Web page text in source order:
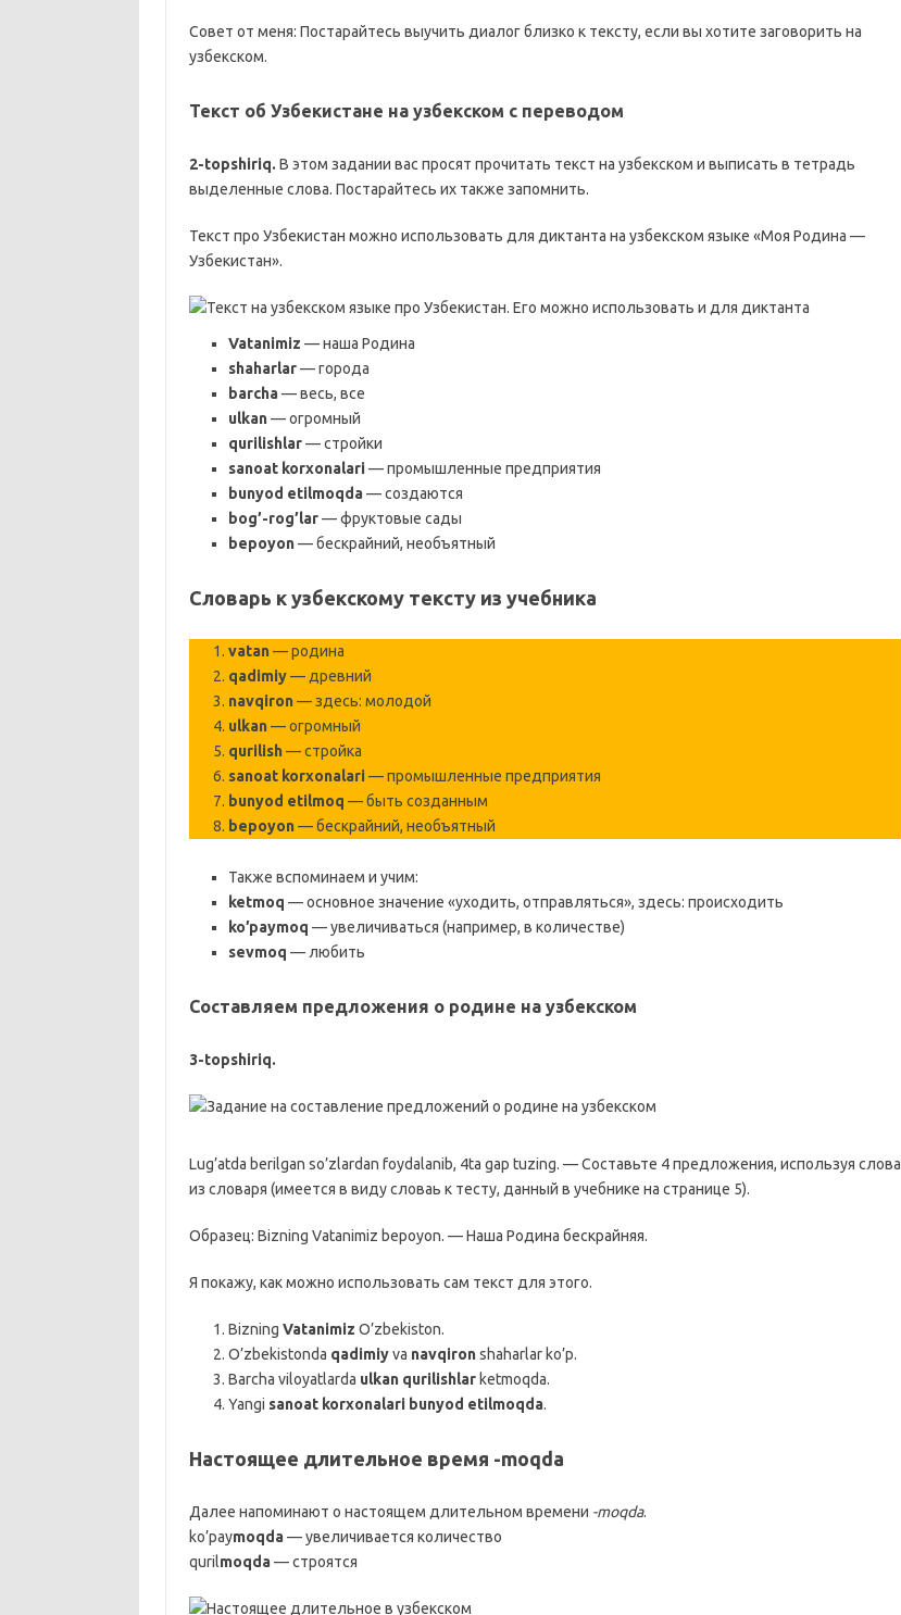
Совет от меня: Постарайтесь выучить диалог близко к тексту, если вы хотите заговорить на
узбекском.
Текст об Узбекистане на узбекском с переводом
2-topshiriq. В этом задании вас просят прочитать текст на узбекском и выписать в тетрадь
выделенные слова. Постарайтесь их также запомнить.
Текст про Узбекистан можно использовать для диктанта на узбекском языке «Моя Родина —
Узбекистан».
Vatanimiz — наша Родина
shaharlar— города
barcha— весь, все
ulkan— огромный
qurilishlar— стройки
sanoat korxonalari— промышленные предприятия
bunyod etilmoqda— создаются
bog’-rog’lar— фруктовые сады
bepoyon— бескрайний, необъятный
Словарь к узбекскому тексту из учебника
vatan— родина
qadimiy— древний
navqiron— здесь: молодой
ulkan— огромный
qurilish— стройка
sanoat korxonalari— промышленные предприятия
bunyod etilmoq — быть созданным
bepoyon— бескрайний, необъятный
Также вспоминаем и учим:
ketmoq — основное значение «уходить, отправляться», здесь: происходить
ko’paymoq — увеличиваться (например, в количестве)
sevmoq — любить
Составляем предложения о родине на узбекском
3-topshiriq.
Lug’atda berilgan so’zlardan foydalanib, 4ta gap tuzing. — Составьте 4 предложения, используя слова
из словаря (имеется в виду словаь к тесту, данный в учебнике на странице 5).
Образец: Bizning Vatanimiz bepoyon. — Наша Родина бескрайняя.
Я покажу, как можно использовать сам текст для этого.
Bizning Vatanimiz O’zbekiston.
O’zbekistonda qadimiyva navqironshaharlar ko’p.
Barcha viloyatlarda ulkan qurilishlarketmoqda.
Yangi sanoat korxonalari bunyod etilmoqda.
Настоящее длительное время -moqda
Далее напоминают о настоящем длительном времени -moqda.
ko’paymoqda— увеличивается количество
qurilmoqda— строятся